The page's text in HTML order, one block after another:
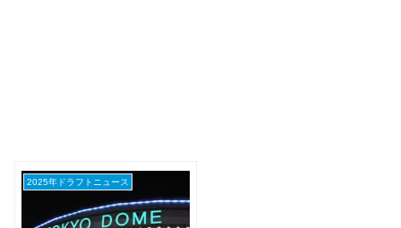
2025年ドラフトニュース